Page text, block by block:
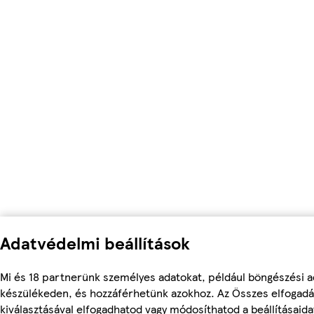
Adatvédelmi beállítások
Mi és 18 partnerünk személyes adatokat, például böngészési
készülékeden, és hozzáférhetünk azokhoz. Az Összes
kiválasztásával elfogadhatod vagy módosíthatod a